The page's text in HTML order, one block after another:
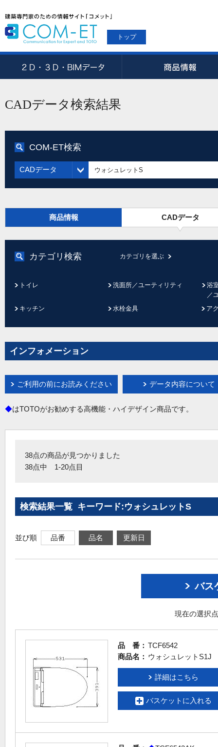
トップ
CADデータ検索結果
COM-ET検索
CADデータ
商品情報 CADデータ
カテゴリ検索 カテゴリを選ぶ
トイレ 洗面所／ユーティリティ
浴
／
キッチン
水栓金具 ア
インフォメーション
ご利用の前にお読みください データ内容について
◆はTOTOがお勧めする高機能・ハイデザイン商品です。
38点の商品が見つかりました
38点中 1-20点目
検索結果一覧 キーワード:ウォシュレットS
並び順 品番 品名 更新日
バス
現在の選択
品 番： TCF6542
商品名： ウォシュレットS1J
詳細はこちら
バスケットに入れる